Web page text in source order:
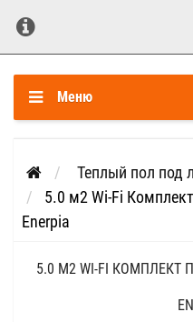
Меню
Теплый пол под
5.0 м2 Wi-Fi
Enerpia
5.0 М2 WI-FI